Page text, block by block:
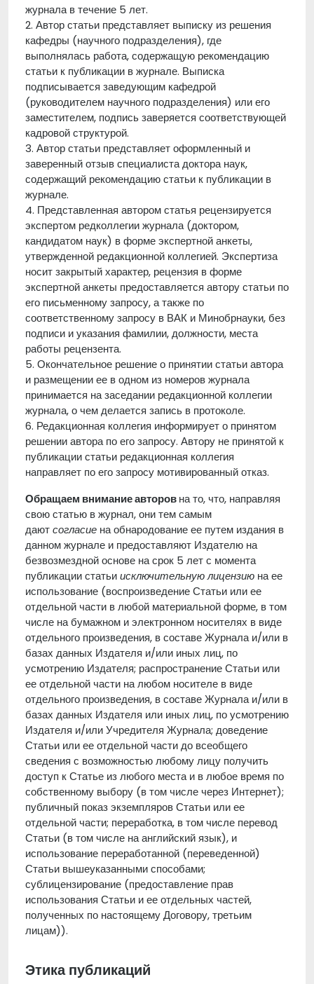
журнала в течение 5 лет.
2. Автор статьи представляет выписку из решения
кафедры (научного подразделения), где
выполнялась работа, содержащую рекомендацию
статьи к публикации в журнале. Выписка
подписывается заведующим кафедрой
(руководителем научного подразделения) или его
заместителем, подпись заверяется соответствующей
кадровой структурой.
3. Автор статьи представляет оформленный и
заверенный отзыв специалиста доктора наук,
содержащий рекомендацию статьи к публикации в
журнале.
4. Представленная автором статья рецензируется
экспертом редколлегии журнала (доктором,
кандидатом наук) в форме экспертной анкеты,
утвержденной редакционной коллегией. Экспертиза
носит закрытый характер, рецензия в форме
экспертной анкеты предоставляется автору статьи по
его письменному запросу, а также по
соответственному запросу в ВАК и Минобрнауки, без
подписи и указания фамилии, должности, места
работы рецензента.
5. Окончательное решение о принятии статьи автора
и размещении ее в одном из номеров журнала
принимается на заседании редакционной коллегии
журнала, о чем делается запись в протоколе.
6. Редакционная коллегия информирует о принятом
решении автора по его запросу. Автору не принятой к
публикации статьи редакционная коллегия
направляет по его запросу мотивированный отказ.
Обращаем внимание авторовна то, что, направляя
свою статью в журнал, они тем самым
даютсогласие на обнародование ее путем издания в
данном журнале и предоставляют Издателю на
безвозмездной основе на срок 5 лет с момента
публикации статьиисключительную лицензию на ее
использование (воспроизведение Статьи или ее
отдельной части в любой материальной форме, в том
числе на бумажном и электронном носителях в виде
отдельного произведения, в составе Журнала и/или в
базах данных Издателя и/или иных лиц, по
усмотрению Издателя; распространение Статьи или
ее отдельной части на любом носителе в виде
отдельного произведения, в составе Журнала и/или в
базах данных Издателя или иных лиц, по усмотрению
Издателя и/или Учредителя Журнала; доведение
Статьи или ее отдельной части до всеобщего
сведения с возможностью любому лицу получить
доступ к Статье из любого места и в любое время по
собственному выбору (в том числе через Интернет);
публичный показ экземпляров Статьи или ее
отдельной части; переработка, в том числе перевод
Статьи (в том числе на английский язык), и
использование переработанной (переведенной)
Статьи вышеуказанными способами;
сублицензирование (предоставление прав
использования Статьи и ее отдельных частей,
полученных по настоящему Договору, третьим
лицам)).
Этика публикаций